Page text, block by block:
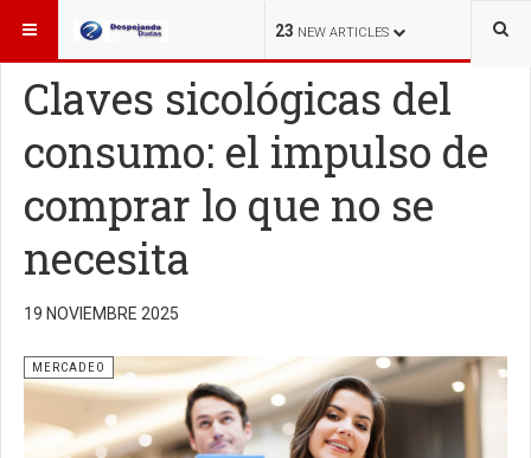
23 NEW ARTICLES
ESTÁ AQUÍ: MERCADEO
Claves sicológicas del
consumo: el impulso de
comprar lo que no se
necesita
19 NOVIEMBRE 2025
MERCADEO